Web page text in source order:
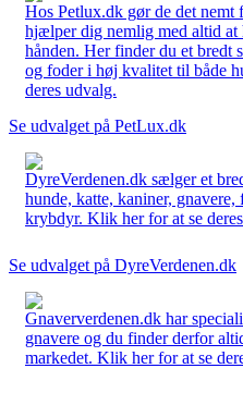
Hos Petlux.dk gør de det
hjælper dig nemlig med altid at
hånden. Her finder du et bredt
og foder i høj kvalitet til både
deres udvalg.
Se udvalget på PetLux.dk
DyreVerdenen.dk sælger et
hunde, katte, kaniner,
krybdyr. Klik her for at se
Se udvalget på DyreVerdenen.dk
Gnaververdenen.dk har
gnavere og du finder derfor
markedet. Klik her for at se